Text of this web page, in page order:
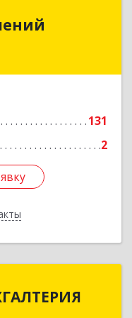
131
2
Решений
Ростов-на-Дону г,